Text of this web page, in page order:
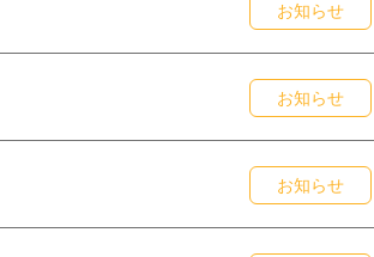
お知らせ
お知らせ
お知らせ